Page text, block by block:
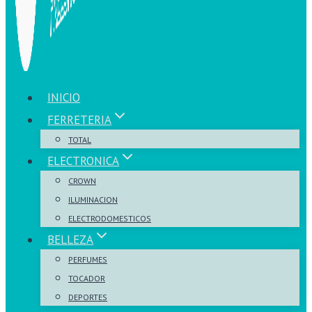
INICIO
FERRETERIA
TOTAL
ELECTRONICA
CROWN
ILUMINACION
ELECTRODOMESTICOS
BELLEZA
PERFUMES
TOCADOR
DEPORTES